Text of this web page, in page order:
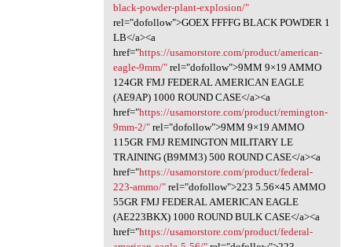
black-powder-plant-explosion/"
rel="dofollow">GOEX FFFFG BLACK POWDER 1
LB</a><a
href="https://usamorstore.com/product/american-
eagle-9mm/"rel="dofollow">9MM 9×19 AMMO
124GR FMJ FEDERAL AMERICAN EAGLE
(AE9AP) 1000 ROUND CASE</a><a
href="https://usamorstore.com/product/remington-
9mm-2/"rel="dofollow">9MM 9×19 AMMO
115GR FMJ REMINGTON MILITARY LE
TRAINING (B9MM3) 500 ROUND CASE</a><a
href="https://usamorstore.com/product/federal-
223-ammo/"rel="dofollow">223 5.56×45 AMMO
55GR FMJ FEDERAL AMERICAN EAGLE
(AE223BKX) 1000 ROUND BULK CASE</a><a
href="https://usamorstore.com/product/federal-